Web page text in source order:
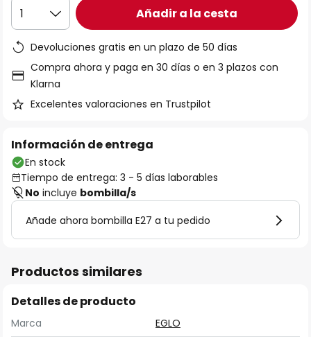
1 Añadir a la cesta
Devoluciones gratis en un plazo de 50 días
Compra ahora y paga en 30 días o en 3 plazos con
Klarna
Excelentes valoraciones en Trustpilot
Información de entrega
En stock
Tiempo de entrega: 3 - 5 días laborables
No incluye bombilla/s
Añade ahora bombilla E27 a tu pedido
Productos similares
Detalles de producto
Marca
EGLO